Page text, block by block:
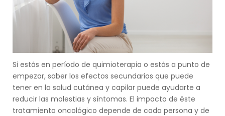
Si estás en período de quimioterapia o estás a punto de
empezar, saber los efectos secundarios que puede
tener en la salud cutánea y capilar puede ayudarte a
reducir las molestias y síntomas. El impacto de éste
tratamiento oncológico depende de cada persona y de